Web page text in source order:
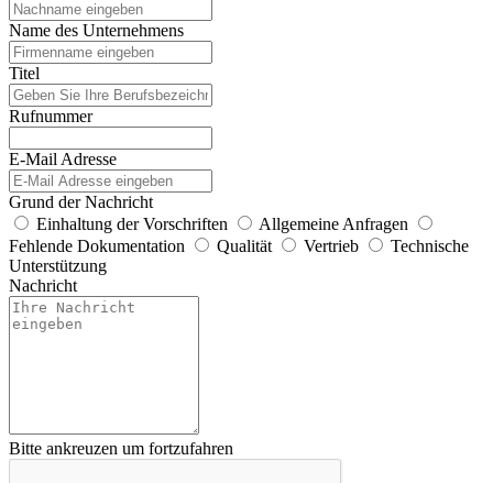
Name des Unternehmens
Titel
Rufnummer
E-Mail Adresse
Grund der Nachricht
Einhaltung der Vorschriften
Allgemeine Anfragen
Fehlende Dokumentation
Qualität Vertrieb
Technische
Unterstützung
Nachricht
Bitte ankreuzen um fortzufahren